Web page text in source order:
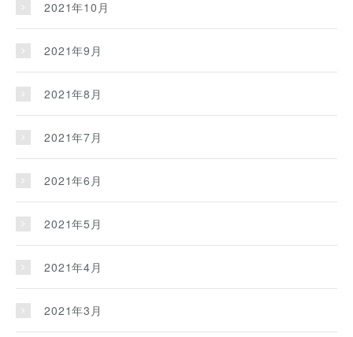
2021年10月
2021年9月
2021年8月
2021年7月
2021年6月
2021年5月
2021年4月
2021年3月